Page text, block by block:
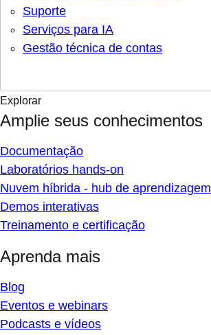
Suporte
Serviços para IA
Gestão técnica de contas
Explorar
Amplie seus conhecimentos
Documentação
Laboratórios hands-on
Nuvem híbrida - hub de aprendizagem
Demos interativas
Treinamento e certificação
Aprenda mais
Blog
Eventos e webinars
Podcasts e vídeos